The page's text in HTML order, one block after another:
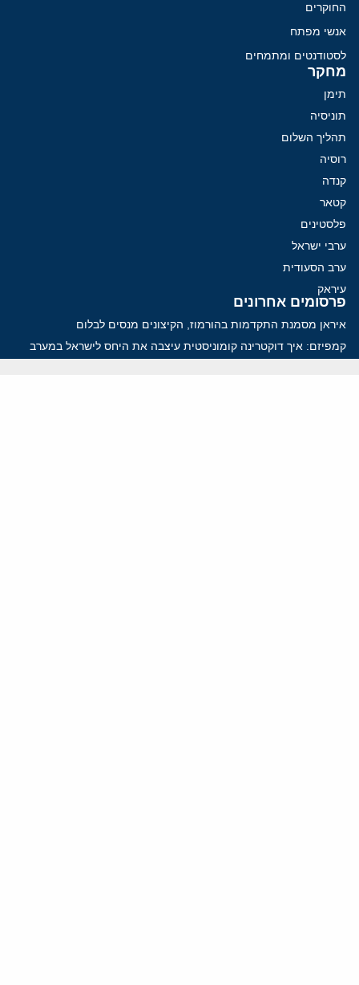
החוקרים
אנשי מפתח
לסטודנטים ומתמחים
מחקר
תימן
תוניסיה
תהליך השלום
רוסיה
קנדה
קטאר
פלסטינים
ערבי ישראל
ערב הסעודית
עיראק
פרסומים אחרונים
איראן מסמנת התקדמות בהורמוז, הקיצונים מנסים לבלום
קמפיזם: איך דוקטרינה קומוניסטית עיצבה את היחס לישראל במערב